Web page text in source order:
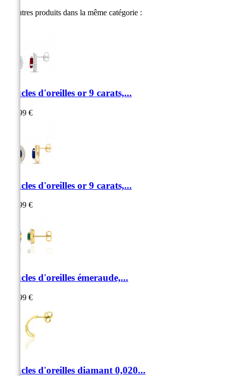
10 autres produits dans la même catégorie :
Boucles d'oreilles or 9 carats,...
559,99 €
Boucles d'oreilles or 9 carats,...
679,99 €
Boucles d'oreilles émeraude,...
999,99 €
Boucles d'oreilles diamant 0,020...